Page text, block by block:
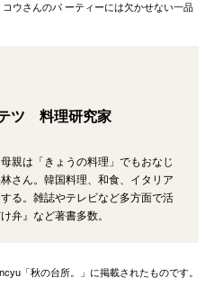
ウさんのパ ーティーには欠かせない一品
ツ 料理研究家
親は「きょうの料理」でもおなじ
さん。韓国料理、和食、イタリア
る。雑誌やテレビなど多方面で活
弁』など著書多数。
「秋の台所。」に掲載されたものです。